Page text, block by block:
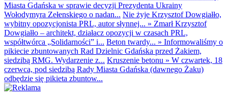
Miasta Gdańska w sprawie decyzji Prezydenta Ukrainy
Wołodymyra Zełenskiego o nadan... Nie żyje Krzysztof Dowgiałło,
wybitny opozycjonista PRL, autor słynnej... » Zmarł Krzysztof
Dowgiałło – architekt, działacz opozycji w czasach PRL,
współtwórca „Solidarności” i... Beton twardy... » Informowaliśmy o
pikiecie zbuntowanych Rad Dzielnic Gdańska przed Żakiem,
siedzibą RMG. Wydarzenie z... Kruszenie betonu » W czwartek, 18
czerwca, pod siedzibą Rady Miasta Gdańska (dawnego Żaku)
odbędzie się pikieta zbuntow...